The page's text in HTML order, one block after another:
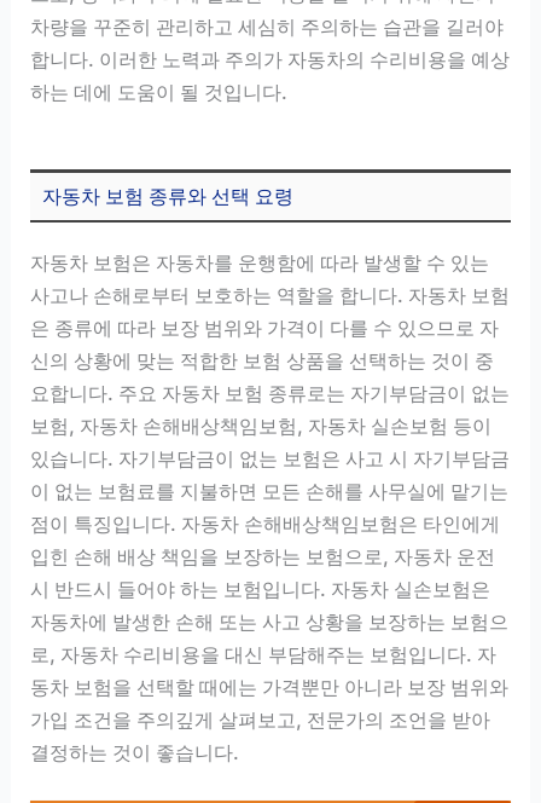
차량을 꾸준히 관리하고 세심히 주의하는 습관을 길러야
합니다. 이러한 노력과 주의가 자동차의 수리비용을 예상
하는 데에 도움이 될 것입니다.
자동차 보험 종류와 선택 요령
자동차 보험은 자동차를 운행함에 따라 발생할 수 있는
사고나 손해로부터 보호하는 역할을 합니다. 자동차 보험
은 종류에 따라 보장 범위와 가격이 다를 수 있으므로 자
신의 상황에 맞는 적합한 보험 상품을 선택하는 것이 중
요합니다. 주요 자동차 보험 종류로는 자기부담금이 없는
보험, 자동차 손해배상책임보험, 자동차 실손보험 등이
있습니다. 자기부담금이 없는 보험은 사고 시 자기부담금
이 없는 보험료를 지불하면 모든 손해를 사무실에 맡기는
점이 특징입니다. 자동차 손해배상책임보험은 타인에게
입힌 손해 배상 책임을 보장하는 보험으로, 자동차 운전
시 반드시 들어야 하는 보험입니다. 자동차 실손보험은
자동차에 발생한 손해 또는 사고 상황을 보장하는 보험으
로, 자동차 수리비용을 대신 부담해주는 보험입니다. 자
동차 보험을 선택할 때에는 가격뿐만 아니라 보장 범위와
가입 조건을 주의깊게 살펴보고, 전문가의 조언을 받아
결정하는 것이 좋습니다.